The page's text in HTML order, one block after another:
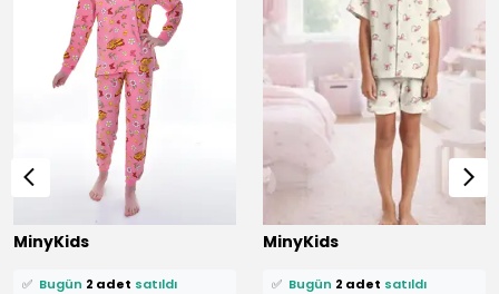
MinyKids
7 kişifavoriledi!
5 kişi
✅ Bugün 2 adet satıldı
MinyKids
⭐️ Bu ürünü8 kişifavoriledi!
5 kişi
✅ Bugün 2 adet satıldı